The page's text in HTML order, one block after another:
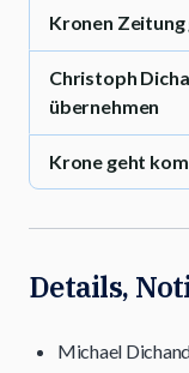
Kronen
Christoph
übernehmen
Krone geht
Details,
Michael